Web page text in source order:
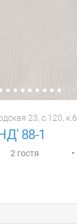
23, с.120, к.6
88-1
2 гостя •